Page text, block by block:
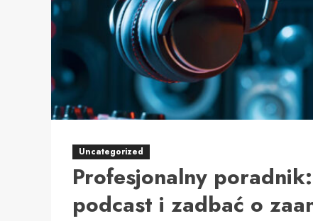
Uncategorized
Profesjonalny
podcast i zadbać o